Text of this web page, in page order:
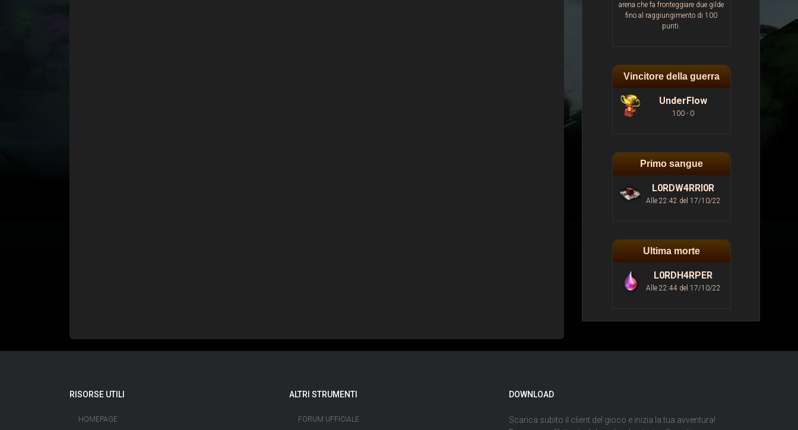
arena che fa fronteggiare due gilde
fino al raggiungimento di 100
punti.
Vincitore della guerra
UnderFlow
100 - 0
Primo sangue
L0RDW4RRI0R
Alle 22:42 del 17/10/22
Ultima morte
L0RDH4RPER
Alle 22:44 del 17/10/22
RISORSE UTILI
HOMEPAGE
ALTRI STRUMENTI
FORUM UFFICIALE
DOWNLOAD
Scarica subito il client del gioco e inizia la tua avventura!